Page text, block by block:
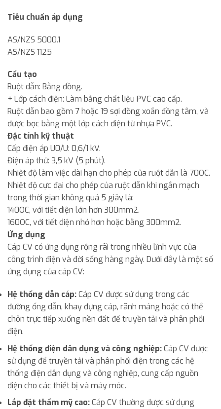
Tiêu chuẩn áp dụng
AS/NZS 5000.1
AS/NZS 1125
Cấu tạo
Ruột dẫn: Bằng đồng.
+ Lớp cách điện: Làm bằng chất liệu PVC cao cấp.
Ruột dẫn bao gồm 7 hoặc 19 sợi đồng xoắn đồng tâm, và
được bọc bằng một lớp cách điện từ nhựa PVC.
Đặc tính kỹ thuật
Cấp điện áp U0/U: 0,6/1 kV.
Điện áp thử: 3,5 kV (5 phút).
Nhiệt độ làm việc dài hạn cho phép của ruột dẫn là 70OC.
Nhiệt độ cực đại cho phép của ruột dẫn khi ngắn mạch
trong thời gian không quá 5 giây là:
140OC, với tiết diện lớn hơn 300mm2.
160OC, với tiết diện nhỏ hơn hoặc bằng 300mm2.
Ứng dụng
Cáp CV có ứng dụng rộng rãi trong nhiều lĩnh vực của
công trình điện và đời sống hàng ngày. Dưới đây là một số
ứng dụng của cáp CV:
Hệ thống dẫn cáp:Cáp CV được sử dụng trong các
đường ống dẫn, khay đựng cáp, rãnh máng hoặc có thể
chôn trực tiếp xuống nền đất để truyền tải và phân phối
điện.
Hệ thống điện dân dụng và công nghiệp:Cáp CV được
sử dụng để truyền tải và phân phối điện trong các hệ
thống điện dân dụng và công nghiệp, cung cấp nguồn
điện cho các thiết bị và máy móc.
Lắp đặt thẩm mỹ cao:Cáp CV thường được sử dụng